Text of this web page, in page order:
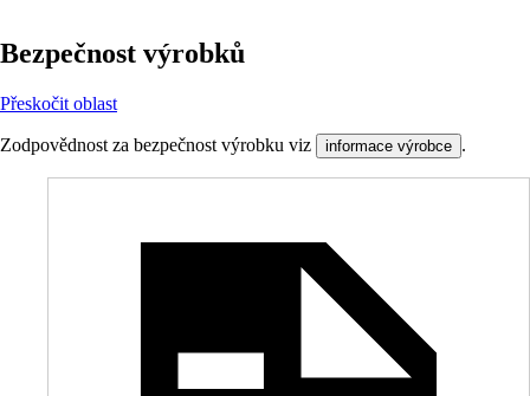
Bezpečnost výrobků
Přeskočit oblast
Zodpovědnost za bezpečnost výrobku viz informace výrobce .